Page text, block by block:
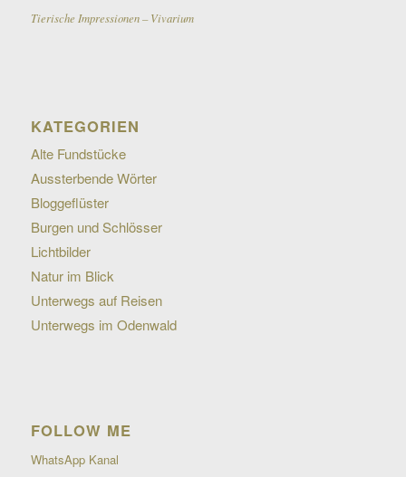
Tierische Impressionen – Vivarium
KATEGORIEN
Alte Fundstücke
Aussterbende Wörter
Bloggeflüster
Burgen und Schlösser
Lichtbilder
Natur im Blick
Unterwegs auf Reisen
Unterwegs im Odenwald
FOLLOW ME
WhatsApp Kanal